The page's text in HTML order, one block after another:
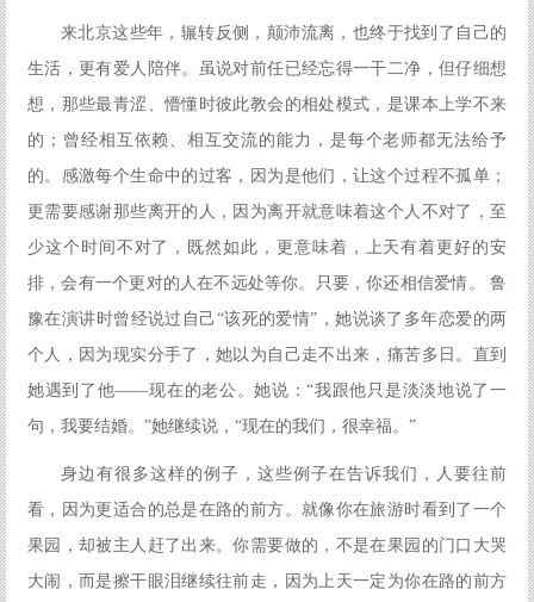
来北京这些年，辗转反侧，颠沛流离，也终于找到了自己的
生活，更有爱人陪伴。虽说对前任已经忘得一干二净，但仔细想
想，那些最青涩、懵懂时彼此教会的相处模式，是课本上学不来
的；曾经相互依赖、相互交流的能力，是每个老师都无法给予
的。感激每个生命中的过客，因为是他们，让这个过程不孤单；
更需要感谢那些离开的人，因为离开就意味着这个人不对了，至
少这个时间不对了，既然如此，更意味着，上天有着更好的安
排，会有一个更对的人在不远处等你。只要，你还相信爱情。 鲁
豫在演讲时曾经说过自己“该死的爱情”，她说谈了多年恋爱的两
个人，因为现实分手了，她以为自己走不出来，痛苦多日。直到
她遇到了他——现在的老公。她说：“我跟他只是淡淡地说了一
句，我要结婚。”她继续说，“现在的我们，很幸福。”
身边有很多这样的例子，这些例子在告诉我们，人要往前
看，因为更适合的总是在路的前方。就像你在旅游时看到了一个
果园，却被主人赶了出来。你需要做的，不是在果园的门口大哭
大闹，而是擦干眼泪继续往前走，因为上天一定为你在路的前方